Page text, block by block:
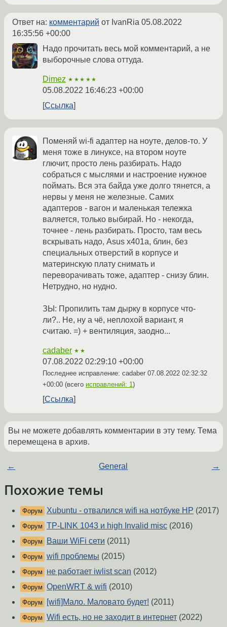
Ответ на: комментарий от IvanRia 05.08.2022
16:35:56 +00:00
Надо прочитать весь мой комментарий, а не
выборочные слова оттуда.
Dimez ★★★★★
05.08.2022 16:46:23 +00:00
Ссылка
Поменяй wi-fi адаптер на ноуте, делов-то. У
меня тоже в линуксе, на втором ноуте
глючит, просто лень разбирать. Надо
собраться с мыслями и настроение нужное
поймать. Вся эта байда уже долго тянется, а
нервы у меня не железные. Самих
адаптеров - вагон и маленькая тележка
валяется, только выбирай. Но - некогда,
точнее - лень разбирать. Просто, там весь
вскрывать надо, Asus x401a, блин, без
специальных отверстий в корпусе и
материнскую плату снимать и
переворачивать тоже, адаптер - снизу блин.
Нетрудно, но нудно.
ЗЫ: Пропилить там дырку в корпусе что-
ли?.. Не, ну а чё, неплохой вариант, я
считаю. =) + вентиляция, заодно...
cadaber ★★
07.08.2022 02:29:10 +00:00
Последнее исправление: cadaber 07.08.2022 02:32:32
+00:00 (всего исправлений: 1)
Ссылка
Вы не можете добавлять комментарии в эту тему. Тема
перемещена в архив.
← General →
Похожие темы
Форум Xubuntu - отвалился wifi на нотбуке HP (2017)
Форум TP-LINK 1043 и high Invalid misc (2016)
Форум Ваши WiFi сети (2011)
Форум wifi проблемы (2015)
Форум не работает iwlist scan (2012)
Форум OpenWRT & wifi (2010)
Форум [wifi]Мало. Маловато будет! (2011)
Форум Wifi есть, но не заходит в интернет (2022)